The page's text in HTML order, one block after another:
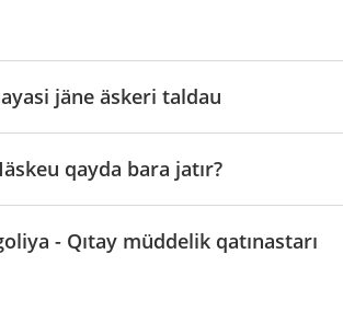
jäne äskeri taldau
qayda bara jatır?
- Qıtay müddelik qatınastarı